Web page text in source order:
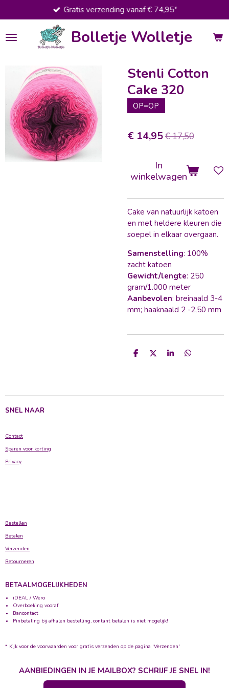
direct
naar
de
Bolletje Wolletje
Gratis verzending vanaf € 74,95*
Stenli Cotton
Cake 320
OP=OP
€ 14,95€ 17,50
In
winkelwagen
Cake van natuurlijk katoen
en met heldere kleuren die
soepel in elkaar overgaan.
Samenstelling: 100%
zacht katoen
Gewicht/lengte: 250
gram/1.000 meter
Aanbevolen: breinaald 3-4
mm; haaknaald 2 -2,50 mm
D
D
S
D
SNEL NAAR
Contact
Sparen voor korting
Privacy
Bestellen
Betalen
Verzenden
Retourneren
BETAALMOGELIJKHEDEN
iDEAL / Wero
Overboeking vooraf
Bancontact
Pinbetaling bij afhalen bestelling, contant betalen is niet mogelijk!
* Kijk voor de voorwaarden voor gratis verzenden op de pagina 'Verzenden'
AANBIEDINGEN IN JE MAILBOX? SCHRIJF JE SNEL IN!